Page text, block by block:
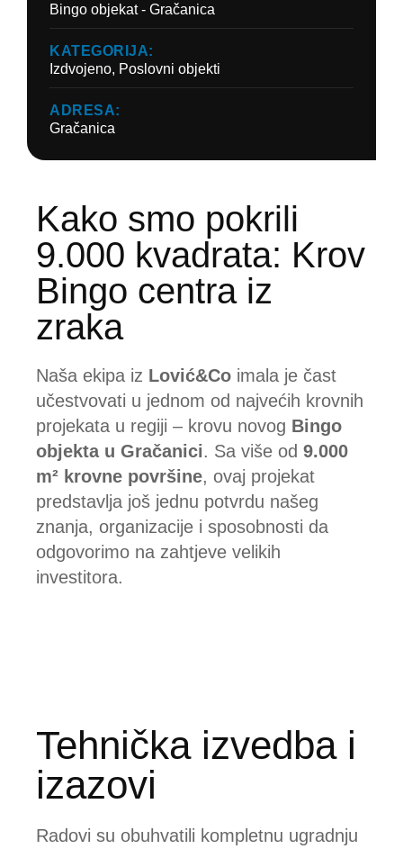
Bingo objekat - Gračanica
KATEGORIJA:
Izdvojeno, Poslovni objekti
ADRESA:
Gračanica
Kako smo pokrili
9.000 kvadrata: Krov
Bingo centra iz
zraka
Naša ekipa iz Lović&Co imala je čast
učestvovati u jednom od najvećih krovnih
projekata u regiji – krovu novog Bingo
objekta u Gračanici. Sa više od 9.000
m² krovne površine, ovaj projekat
predstavlja još jednu potvrdu našeg
znanja, organizacije i sposobnosti da
odgovorimo na zahtjeve velikih
investitora.
Tehnička izvedba i
izazovi
Radovi su obuhvatili kompletnu ugradnju